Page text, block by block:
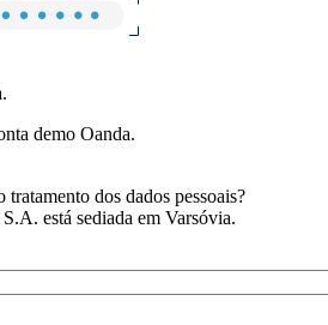
demo Oanda.
dos dados pessoais?
está sediada em Varsóvia.